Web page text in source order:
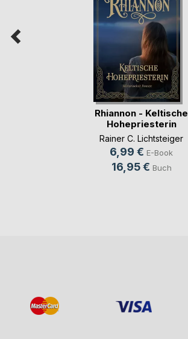
Rhiannon - Keltische
Hohepriesterin
Rainer C. Lichtsteiger
6,99 € E-Book
16,95 € Buch